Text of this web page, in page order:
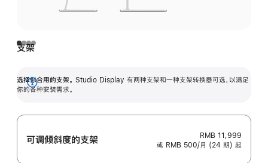
支架
选择你合用的支架。 Studio Display 有两种支架和一种支架转换器可选，以满足
你的各种安装需求。
展
可调倾斜度的支架
RMB 11,999
或 RMB 500/月 (24 期) 起